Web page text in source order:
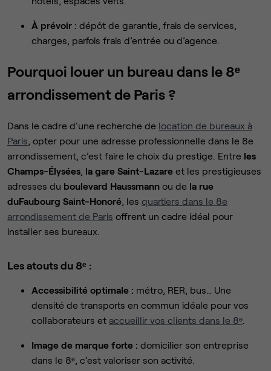
À prévoir : dépôt de garantie, frais de services,
charges, parfois frais d’entrée ou d’agence.
Pourquoi louer un bureau dans le 8ᵉ
arrondissement de Paris ?
Dans le cadre d'une recherche de location de bureaux à
Paris , opter pour une adresse professionnelle dans le 8e
arrondissement, c’est faire le choix du prestige. Entre les
Champs-Élysées la gare Saint-Lazare et les prestigieuses
adresses du boulevard Haussmann ou de la rue
duFaubourg Saint-Honoré , les quartiers dans le 8e
arrondissement de Paris offrent un cadre idéal pour
installer ses bureaux.
Les atouts du 8ᵉ :
Accessibilité optimale : métro, RER, bus… Une
densité de transports en commun idéale pour vos
collaborateurs et accueillir vos clients dans le 8ᵉ
Image de marque forte : domicilier son entreprise
dans le 8ᵉ, c’est valoriser son activité.